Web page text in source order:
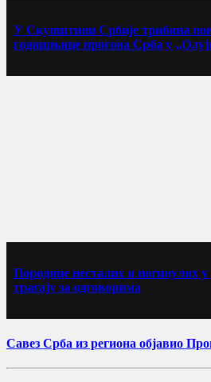
У Скупштини Србије трибина
годишњице прогона Срба у
Породице несталих и погинулих
трагају за одговорима
Савез Срба из региона објавио